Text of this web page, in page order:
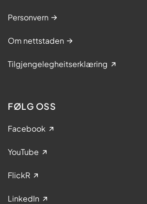
Personvern
Om nettstaden
Tilgjengelegheitserklæring
FØLG OSS
Facebook
YouTube
FlickR
LinkedIn